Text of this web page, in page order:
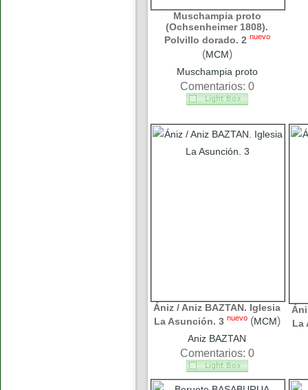
Muschampia proto
(Ochsenheimer 1808).
Polvillo dorado. 2 nuevo
(MCM)
Muschampia proto
Comentarios: 0
Ániz / Aniz BAZTAN. Iglesia
La Asunción. 3 nuevo (MCM)
Aniz BAZTAN
Comentarios: 0
La